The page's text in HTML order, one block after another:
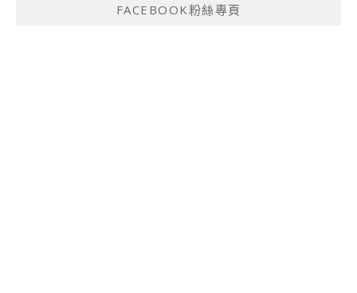
FACEBOOK粉絲專頁